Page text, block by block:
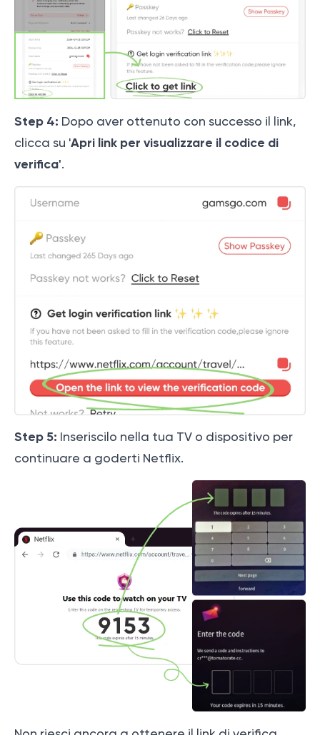
Step 4: Dopo aver ottenuto con successo il link,
clicca su 'Apri link per visualizzare il codice di
verifica'.
Step 5: Inseriscilo nella tua TV o dispositivo per
continuare a goderti Netflix.